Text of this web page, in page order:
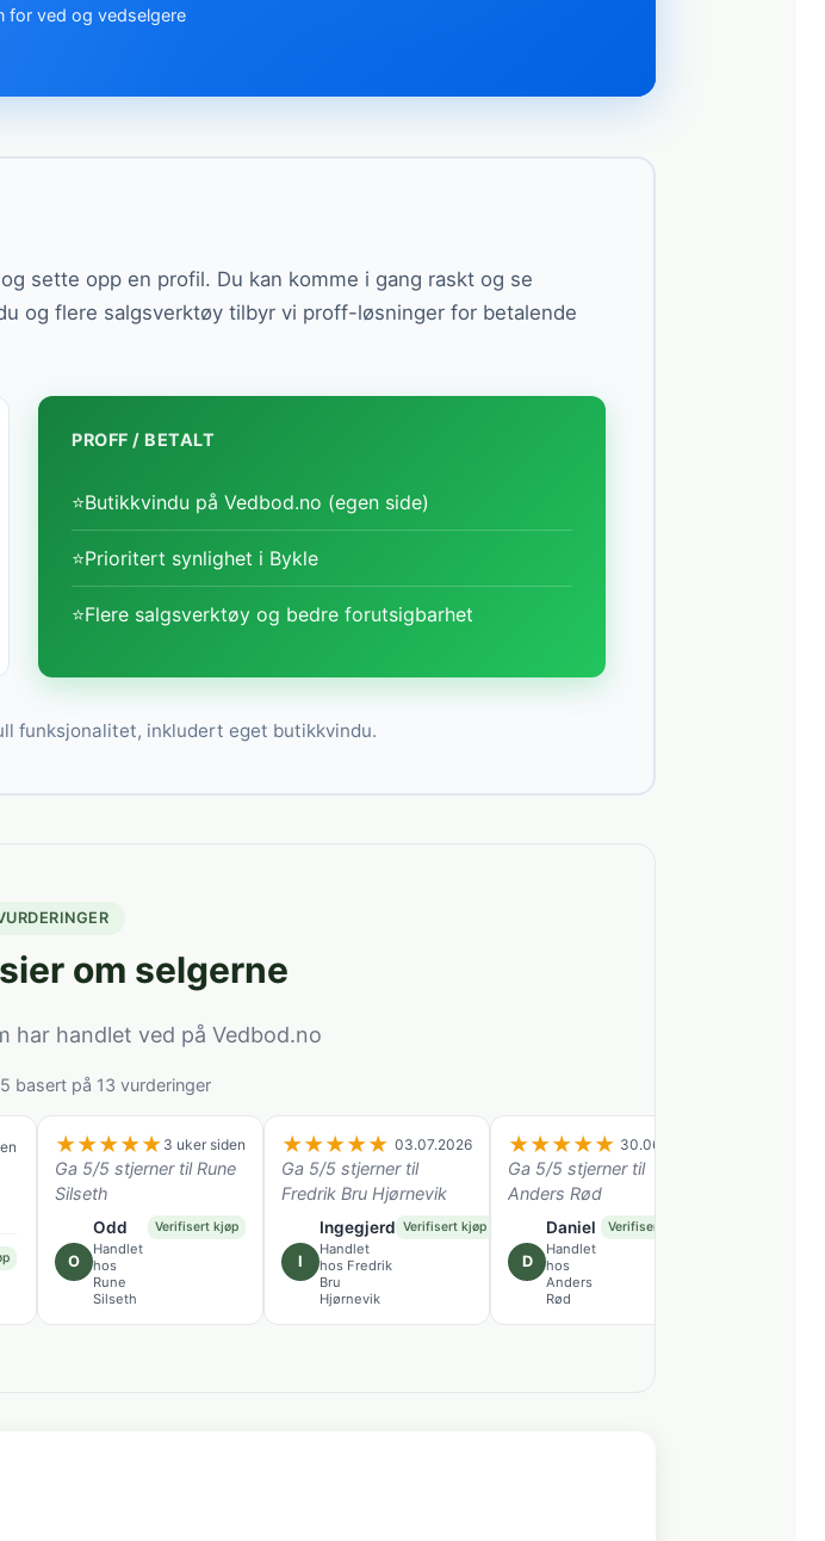
for ved og vedselgere
sette opp en profil. Du kan komme i gang raskt og se
og flere salgsverktøy tilbyr vi proff-løsninger for betalende
PROFF / BETALT
⭐Butikkvindu på Vedbod.no (egen side)
⭐Prioritert synlighet i Bykle
⭐Flere salgsverktøy og bedre forutsigbarhet
funksjonalitet, inkludert eget butikkvindu.
om selgerne
har handlet ved på Vedbod.no
basert på 13 vurderinger
★★★★★ 3 uker siden
Ga 5/5 stjerner til Rune
Silseth
O
Odd
Handlet
hos
Rune
Silseth
Verifisert kjøp
★★★★★ 03.07.2026
Ga 5/5 stjerner til
Fredrik Bru Hjørnevik
I
Ingegjerd
Handlet
hos Fredrik
Bru
Hjørnevik
Verifisert kjøp
★★★★★ 30.06.2026
Ga 5/5 stjerner til
Anders Rød
D
Daniel
Handlet
hos
Anders
Rød
Verifisert kjøp